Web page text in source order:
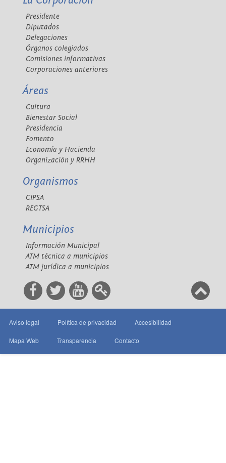
Presidente
Diputados
Delegaciones
Órganos colegiados
Comisiones informativas
Corporaciones anteriores
Áreas
Cultura
Bienestar Social
Presidencia
Fomento
Economía y Hacienda
Organización y RRHH
Organismos
CIPSA
REGTSA
Municipios
Información Municipal
ATM técnica a municipios
ATM jurídica a municipios
Aviso legal Política de privacidad Accesibilidad
Mapa Web Transparencia Contacto